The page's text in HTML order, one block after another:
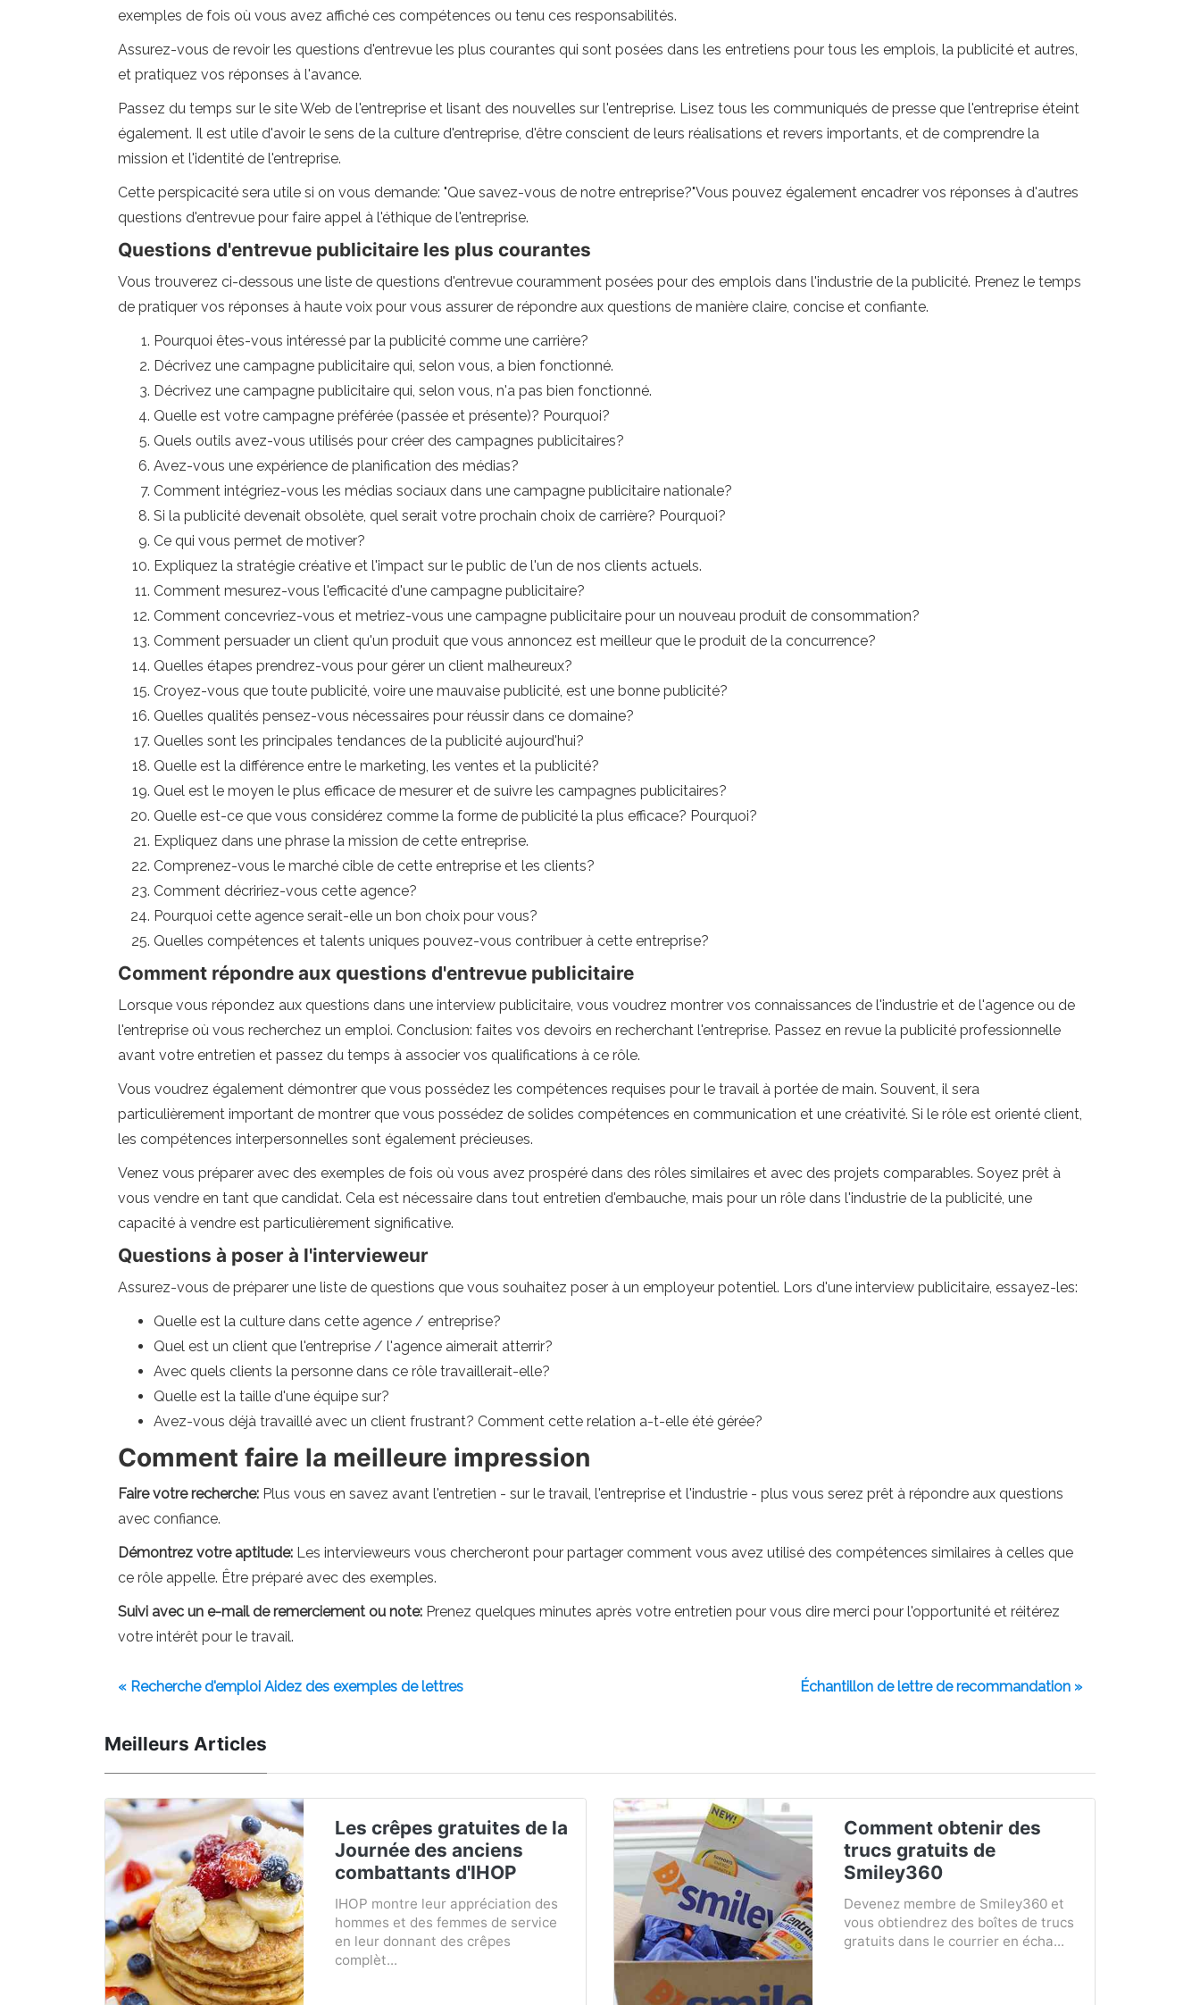
exemples de fois où vous avez affiché ces compétences ou tenu ces responsabilités.
Assurez-vous de revoir les questions d'entrevue les plus courantes qui sont posées dans les entretiens pour tous les emplois, la publicité et autres,
et pratiquez vos réponses à l'avance.
Passez du temps sur le site Web de l'entreprise et lisant des nouvelles sur l'entreprise. Lisez tous les communiqués de presse que l'entreprise éteint
également. Il est utile d'avoir le sens de la culture d'entreprise, d'être conscient de leurs réalisations et revers importants, et de comprendre la
mission et l'identité de l'entreprise.
Cette perspicacité sera utile si on vous demande: "Que savez-vous de notre entreprise?"Vous pouvez également encadrer vos réponses à d'autres
questions d'entrevue pour faire appel à l'éthique de l'entreprise.
Questions d'entrevue publicitaire les plus courantes
Vous trouverez ci-dessous une liste de questions d'entrevue couramment posées pour des emplois dans l'industrie de la publicité. Prenez le temps
de pratiquer vos réponses à haute voix pour vous assurer de répondre aux questions de manière claire, concise et confiante.
Pourquoi êtes-vous intéressé par la publicité comme une carrière?
Décrivez une campagne publicitaire qui, selon vous, a bien fonctionné.
Décrivez une campagne publicitaire qui, selon vous, n'a pas bien fonctionné.
Quelle est votre campagne préférée (passée et présente)? Pourquoi?
Quels outils avez-vous utilisés pour créer des campagnes publicitaires?
Avez-vous une expérience de planification des médias?
Comment intégriez-vous les médias sociaux dans une campagne publicitaire nationale?
Si la publicité devenait obsolète, quel serait votre prochain choix de carrière? Pourquoi?
Ce qui vous permet de motiver?
Expliquez la stratégie créative et l'impact sur le public de l'un de nos clients actuels.
Comment mesurez-vous l'efficacité d'une campagne publicitaire?
Comment concevriez-vous et metriez-vous une campagne publicitaire pour un nouveau produit de consommation?
Comment persuader un client qu'un produit que vous annoncez est meilleur que le produit de la concurrence?
Quelles étapes prendrez-vous pour gérer un client malheureux?
Croyez-vous que toute publicité, voire une mauvaise publicité, est une bonne publicité?
Quelles qualités pensez-vous nécessaires pour réussir dans ce domaine?
Quelles sont les principales tendances de la publicité aujourd'hui?
Quelle est la différence entre le marketing, les ventes et la publicité?
Quel est le moyen le plus efficace de mesurer et de suivre les campagnes publicitaires?
Quelle est-ce que vous considérez comme la forme de publicité la plus efficace? Pourquoi?
Expliquez dans une phrase la mission de cette entreprise.
Comprenez-vous le marché cible de cette entreprise et les clients?
Comment décririez-vous cette agence?
Pourquoi cette agence serait-elle un bon choix pour vous?
Quelles compétences et talents uniques pouvez-vous contribuer à cette entreprise?
Comment répondre aux questions d'entrevue publicitaire
Lorsque vous répondez aux questions dans une interview publicitaire, vous voudrez montrer vos connaissances de l'industrie et de l'agence ou de
l'entreprise où vous recherchez un emploi. Conclusion: faites vos devoirs en recherchant l'entreprise. Passez en revue la publicité professionnelle
avant votre entretien et passez du temps à associer vos qualifications à ce rôle.
Vous voudrez également démontrer que vous possédez les compétences requises pour le travail à portée de main. Souvent, il sera
particulièrement important de montrer que vous possédez de solides compétences en communication et une créativité. Si le rôle est orienté client,
les compétences interpersonnelles sont également précieuses.
Venez vous préparer avec des exemples de fois où vous avez prospéré dans des rôles similaires et avec des projets comparables. Soyez prêt à
vous vendre en tant que candidat. Cela est nécessaire dans tout entretien d'embauche, mais pour un rôle dans l'industrie de la publicité, une
capacité à vendre est particulièrement significative.
Questions à poser à l'intervieweur
Assurez-vous de préparer une liste de questions que vous souhaitez poser à un employeur potentiel. Lors d'une interview publicitaire, essayez-les:
Quelle est la culture dans cette agence / entreprise?
Quel est un client que l'entreprise / l'agence aimerait atterrir?
Avec quels clients la personne dans ce rôle travaillerait-elle?
Quelle est la taille d'une équipe sur?
Avez-vous déjà travaillé avec un client frustrant? Comment cette relation a-t-elle été gérée?
Comment faire la meilleure impression
Faire votre recherche: Plus vous en savez avant l'entretien - sur le travail, l'entreprise et l'industrie - plus vous serez prêt à répondre aux questions
avec confiance.
Démontrez votre aptitude: Les intervieweurs vous chercheront pour partager comment vous avez utilisé des compétences similaires à celles que
ce rôle appelle. Être préparé avec des exemples.
Suivi avec un e-mail de remerciement ou note: Prenez quelques minutes après votre entretien pour vous dire merci pour l'opportunité et réitérez
votre intérêt pour le travail.
« Recherche d'emploi Aidez des exemples de lettres Échantillon de lettre de recommandation »
Meilleurs Articles
Les crêpes gratuites de la
Journée des anciens
combattants d'IHOP
IHOP montre leur appréciation des
hommes et des femmes de service
en leur donnant des crêpes
complèt...
Comment obtenir des
trucs gratuits de
Smiley360
Devenez membre de Smiley360 et
vous obtiendrez des boîtes de trucs
gratuits dans le courrier en écha...